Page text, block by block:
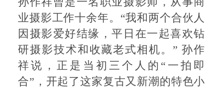
业摄影工作十余年。“我和两个合伙人
因摄影爱好结缘，平日在一起喜欢钻
研摄影技术和收藏老式相机。” 孙作
祥说，正是当初三个人的“一拍即
合”，开起了这家复古又新潮的特色小